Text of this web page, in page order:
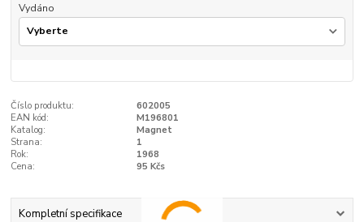
Vydáno
Číslo produktu:
602005
EAN kód:
M196801
Katalog:
Magnet
Strana:
1
Rok:
1968
Cena:
95 Kčs
Kompletní specifikace